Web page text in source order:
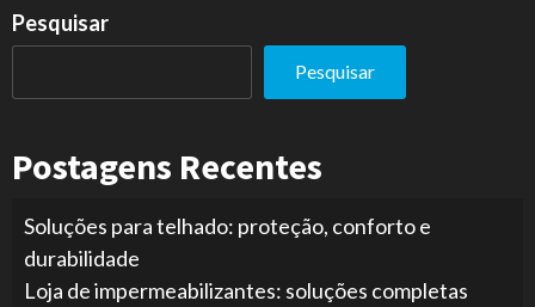
Pesquisar
Pesquisar
Postagens Recentes
Soluções para telhado: proteção, conforto e
durabilidade
Loja de impermeabilizantes: soluções completas